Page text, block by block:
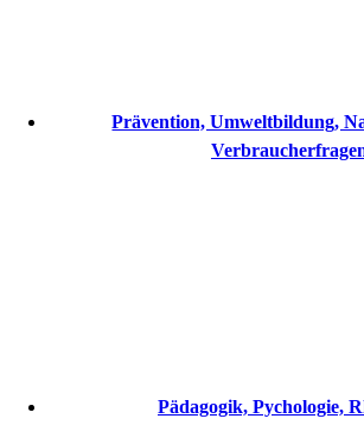
Prävention, Umweltbildung,
Pädagogik, Pychologie,